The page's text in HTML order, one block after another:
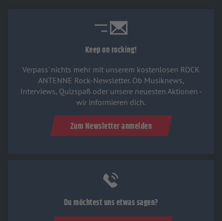
Keep on rocking!
Verpass' nichts mehr mit unserem kostenlosen ROCK
ANTENNE Rock-Newsletter. Ob Musiknews,
Interviews, Quizspaß oder unsere neuesten Aktionen -
wir informieren dich.
Zum Newsletter anmelden
Du möchtest uns etwas sagen?